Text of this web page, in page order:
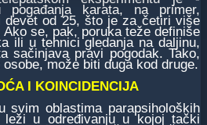
pogađanja karata, na primer,
devet od 25, što je za četiri više
se, pak, poruka teže definiše
ili u tehnici gledanja na daljinu,
sačinjava pravi pogodak. Tako,
može biti duga kod druge.
I KOINCIDENCIJA
oblastima parapsiholoških
leži u određivanju u kojoj tački